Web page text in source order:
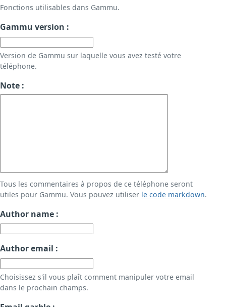
Fonctions utilisables dans Gammu.
Gammu version :
Version de Gammu sur laquelle vous avez testé votre
téléphone.
Note :
Tous les commentaires à propos de ce téléphone seront
utiles pour Gammu. Vous pouvez utiliser le code markdown.
Author name :
Author email :
Choisissez s'il vous plaît comment manipuler votre email
dans le prochain champs.